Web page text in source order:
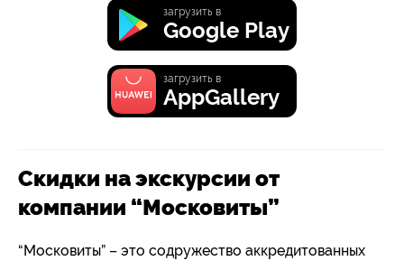
загрузить в
Google Play
загрузить в
AppGallery
Скидки на экскурсии от
компании “Московиты”
“Московиты” – это содружество аккредитованных